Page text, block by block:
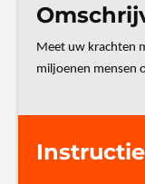
Meet uw krachten
miljoenen mensen